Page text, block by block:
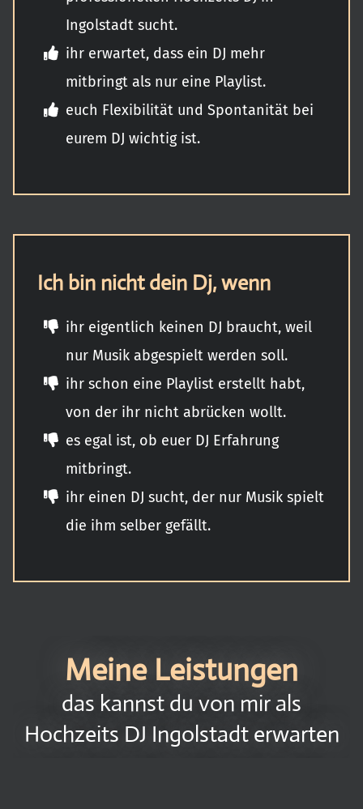
Ingolstadt sucht.
ihr erwartet, dass ein DJ mehr
mitbringt als nur eine Playlist.
euch Flexibilität und Spontanität bei
eurem DJ wichtig ist.
Ich bin nicht dein Dj, wenn
ihr eigentlich keinen DJ braucht, weil
nur Musik abgespielt werden soll.
ihr schon eine Playlist erstellt habt,
von der ihr nicht abrücken wollt.
es egal ist, ob euer DJ Erfahrung
mitbringt.
ihr einen DJ sucht, der nur Musik spielt
die ihm selber gefällt.
Meine Leistungen
das kannst du von mir als
Hochzeits DJ Ingolstadt erwarten